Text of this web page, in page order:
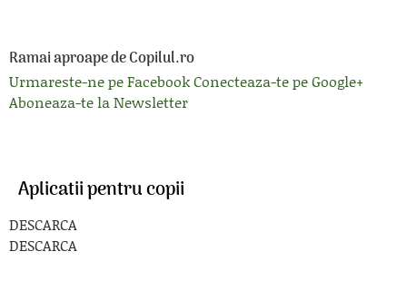
Ramai aproape de Copilul.ro
Urmareste-ne pe FacebookConecteaza-te pe Google+
Aboneaza-te la Newsletter
Aplicatii pentru copii
DESCARCA
DESCARCA